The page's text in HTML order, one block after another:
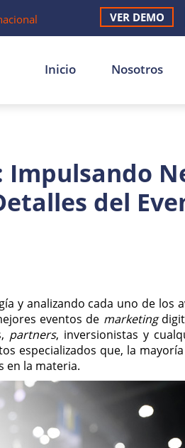
VER DEMO
Inicio Nosotros
Impulsando
del
y analizando cada uno de los
eventos de marketing
partners, inversionistas y
especializados que, la
en la materia.